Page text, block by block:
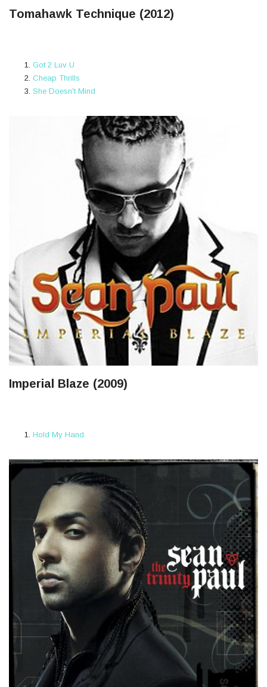
Tomahawk Technique (2012)
Got 2 Luv U
Cheap Thrills
She Doesn't Mind
Imperial Blaze (2009)
Hold My Hand